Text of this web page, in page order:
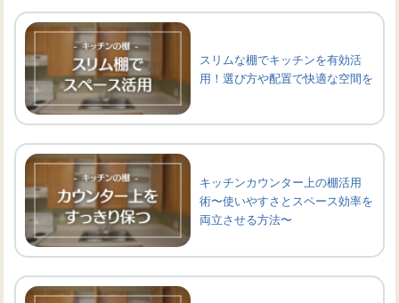
スリムな棚でキッチンを有効活
用！選び方や配置で快適な空間を
キッチンカウンター上の棚活用
術〜使いやすさとスペース効率を
両立させる方法〜